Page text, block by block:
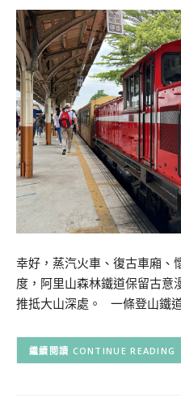
幸好，蒸汽火車、復古車廂、
度，阿里山森林鐵道保留古意
推抵大山深處。 一條登山鐵
CONTINUE READING